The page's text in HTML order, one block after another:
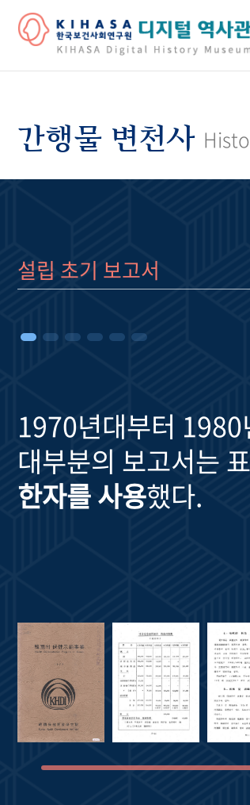
간행물 변천사
설립 초기 보고서
1970년대부터 1980
대부분의 보고서는
한자를 사용했다.